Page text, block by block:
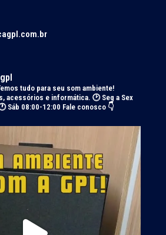
tudo para seu som ambiente!
acessórios e informática. 🕑 Seg a Sex
Sáb 08:00-12:00 Fale conosco 👇